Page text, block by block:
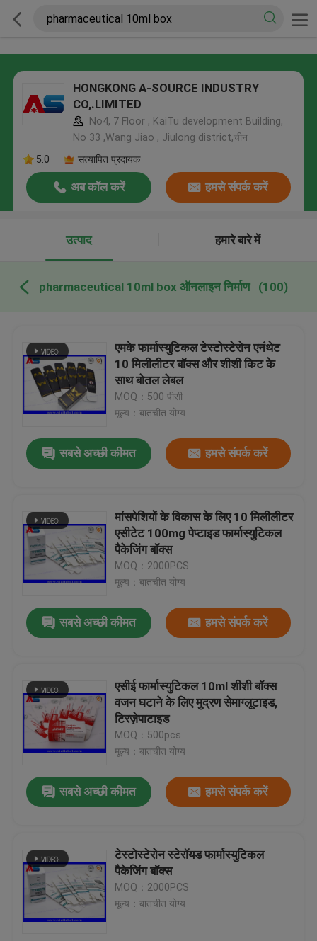
HONGKONG A-SOURCE INDUSTRY
CO,.LIMITED
No4, 7 Floor , KaiTu development Building,
No 33 ,Wang Jiao , Jiulong district,चीन
5.0
सत्यापित प्रदायक
अब कॉल करें हमसे संपर्क करें
उत्पाद हमारे बारे में
pharmaceutical 10ml box ऑनलाइन निर्माण (100)
एमके फार्मास्युटिकल टेस्टोस्टेरोन एनंथेट
10 मिलीलीटर बॉक्स और शीशी किट के
साथ बोतल लेबल
MOQ：500 पीसी
मूल्य：बातचीत योग्य
सबसे अच्छी कीमत हमसे संपर्क करें
मांसपेशियों के विकास के लिए 10 मिलीलीटर
एसीटेट 100mg पेप्टाइड फार्मास्युटिकल
पैकेजिंग बॉक्स
MOQ：2000PCS
मूल्य：बातचीत योग्य
सबसे अच्छी कीमत हमसे संपर्क करें
एसीई फार्मास्युटिकल 10ml शीशी बॉक्स
वजन घटाने के लिए मुद्रण सेमाग्लूटाइड,
टिरज़ेपाटाइड
MOQ：500pcs
मूल्य：बातचीत योग्य
सबसे अच्छी कीमत हमसे संपर्क करें
टेस्टोस्टेरोन स्टेरॉयड फार्मास्युटिकल
पैकेजिंग बॉक्स
MOQ：2000PCS
मूल्य：बातचीत योग्य